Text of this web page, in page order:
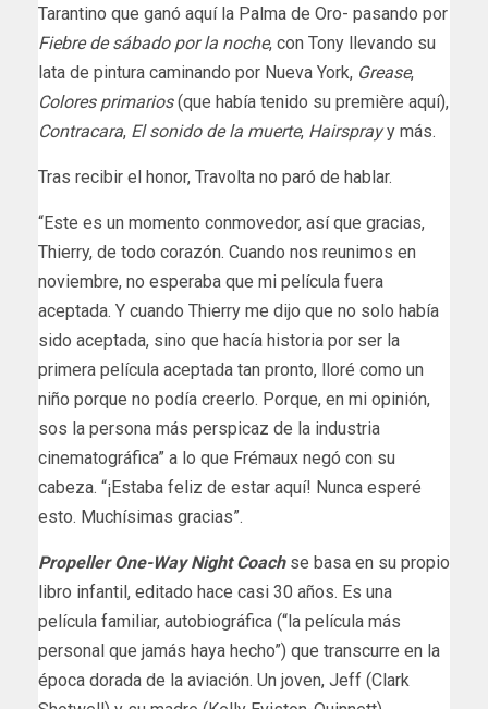
Tarantino que ganó aquí la Palma de Oro- pasando por
Fiebre de sábado por la noche, con Tony llevando su
lata de pintura caminando por Nueva York, Grease,
Colores primarios(que había tenido su première aquí),
Contracara, El sonido de la muerte, Hairsprayy más.
Tras recibir el honor, Travolta no paró de hablar.
“Este es un momento conmovedor, así que gracias,
Thierry, de todo corazón. Cuando nos reunimos en
noviembre, no esperaba que mi película fuera
aceptada. Y cuando Thierry me dijo que no solo había
sido aceptada, sino que hacía historia por ser la
primera película aceptada tan pronto, lloré como un
niño porque no podía creerlo. Porque, en mi opinión,
sos la persona más perspicaz de la industria
cinematográfica” a lo que Frémaux negó con su
cabeza. “¡Estaba feliz de estar aquí! Nunca esperé
esto. Muchísimas gracias”.
Propeller One-Way Night Coachse basa en su propio
libro infantil, editado hace casi 30 años. Es una
película familiar, autobiográfica (“la película más
personal que jamás haya hecho”) que transcurre en la
época dorada de la aviación. Un joven, Jeff (Clark